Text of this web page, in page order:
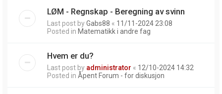
LØM - Regnskap - Beregning av svinn
Last post byGabs88 « 11/11-2024 23:08
Posted in Matematikk i andre fag
Hvem er du?
Last post by administrator « 12/10-2024 14:32
Posted in Åpent Forum - for diskusjon